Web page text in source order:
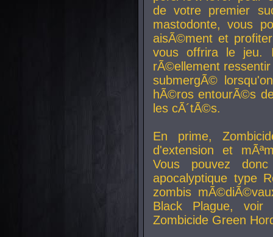
de votre premier
mastodonte, vous
aisÃ©ment et
vous offrira le jeu.
rÃ©ellement
submergÃ©
hÃ©ros entourÃ©s
les cÃ´tÃ©s.
En prime,
d'extension et
Vous pouvez
apocalyptique type
zombis
Black Plague,
Zombicide Green